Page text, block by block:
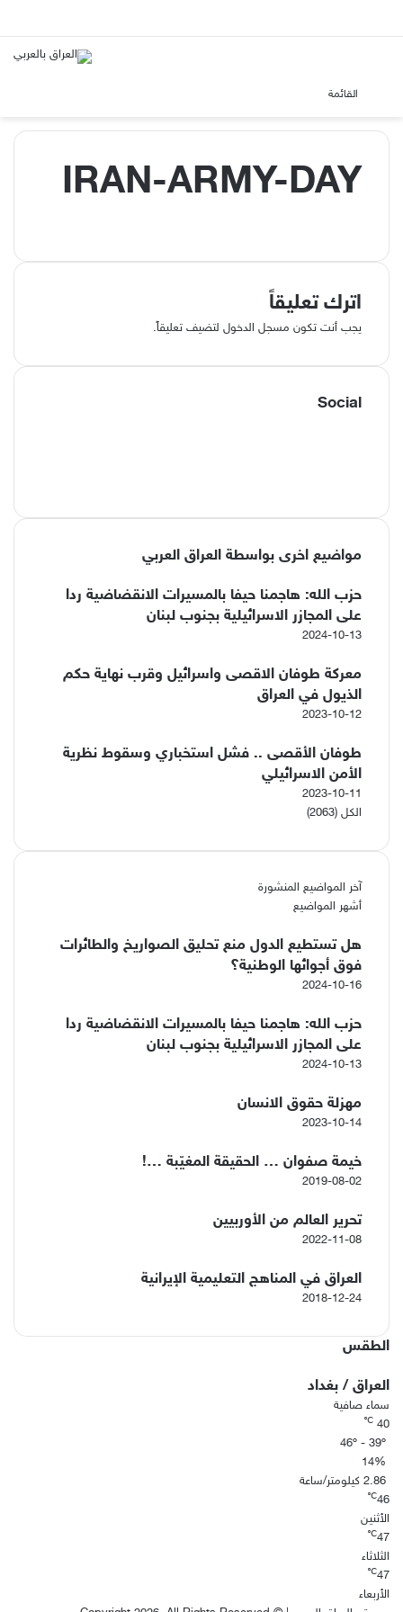
القائمة
IRAN-ARMY-DAY
اترك تعليقاً
يجب أنت تكون مسجل الدخول لتضيف تعليقاً.
Social
ك
u
u
e
س
ق
ا
م
مواضيع اخرى بواسطة العراق العربي
حزب الله: هاجمنا حيفا بالمسيرات الانقضاضية ردا
على المجازر الاسرائيلية بجنوب لبنان
2024-10-13
معركة طوفان الاقصى واسرائيل وقرب نهاية حكم
الذيول في العراق
2023-10-12
طوفان الأقصى .. فشل استخباري وسقوط نظرية
الأمن الاسرائيلي
2023-10-11
الكل (2063)
آخر المواضيع المنشورة
أشهر المواضيع
هل تستطيع الدول منع تحليق الصواريخ والطائرات
فوق أجوائها الوطنية؟
2024-10-16
حزب الله: هاجمنا حيفا بالمسيرات الانقضاضية ردا
على المجازر الاسرائيلية بجنوب لبنان
2024-10-13
مهزلة حقوق الانسان
2023-10-14
خيمة صفوان … الحقيقة المغيّبة …!
2019-08-02
تحرير العالم من الأوربيين
2022-11-08
العراق في المناهج التعليمية الإيرانية
2018-12-24
الطقس
العراق / بغداد
سماء صافية
40
℃
14%
2.86 كيلومتر/ساعة
46
℃
الأثنين
47
℃
الثلاثاء
47
℃
الأربعاء